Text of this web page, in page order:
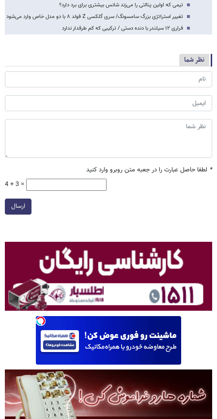
تیمی که اولین پنالتی را می‌زند شانس بیشتری برای برد دارد؟
تغییر استراتژی بزرگ سامسونگ/ سری گلکسی Z فولد ۸ با دو مدل خاص وارد می‌شود
فراری ۱۲ سیلندر با دنده دستی / ترکیبی که کم طرفدار ندارد
نظر شما
* لطفا حاصل عبارت را در جعبه متن روبرو وارد کنید
4 + 3 =
ارسال